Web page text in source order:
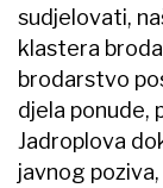
sudjelovati,
klastera
brodarstvo
djela ponude,
Jadroplova
javnog